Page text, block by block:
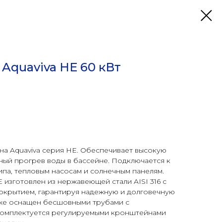
HE 60 кВт
Aquaviva серия HE. Обеспечивает высокую
прогрев воды в бассейне. Подключается к
тепловым насосам и солнечным панелям.
из нержавеющей стали AISI 316 с
гарантируя надежную и долговечную
оснащен бесшовными трубами с
регулируемыми кронштейнами